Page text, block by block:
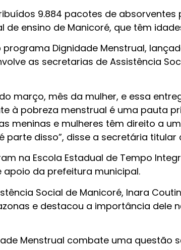
9.884 pacotes de absorventes
ensino de Manicoré, que têm
Dignidade Menstrual,
as secretarias de Assistência
março, mês da mulher, e essa
à pobreza menstrual é uma pauta
meninas e mulheres têm direito a
parte disso”, disse a secretária titular
na Escola Estadual de Tempo
apoio da prefeitura municipal.
Social de Manicoré, Inara
e destacou a importância dele
Menstrual combate uma questão